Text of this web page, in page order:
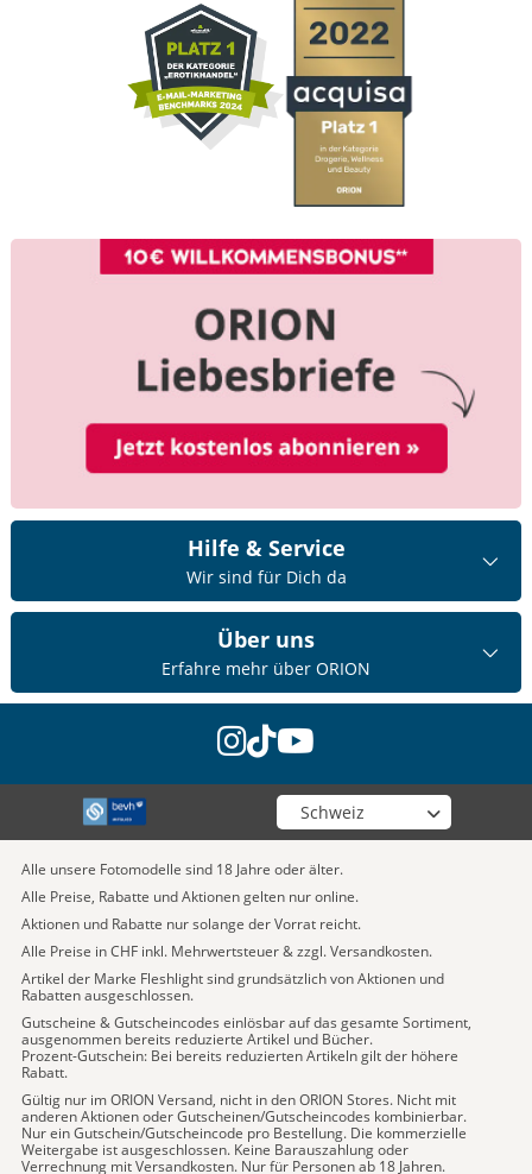
Hilfe & Service
Wir sind für Dich da
Über uns
Erfahre mehr über ORION
instagram
tiktok
youtube
Wähle deinen Shop
Alle unsere Fotomodelle sind 18 Jahre oder älter.
Alle Preise, Rabatte und Aktionen gelten nur online.
Aktionen und Rabatte nur solange der Vorrat reicht.
Alle Preise in CHF inkl. Mehrwertsteuer & zzgl. Versandkosten.
Artikel der Marke Fleshlight sind grundsätzlich von Aktionen und
Rabatten ausgeschlossen.
Gutscheine & Gutscheincodes einlösbar auf das gesamte Sortiment,
ausgenommen bereits reduzierte Artikel und Bücher.
Prozent-Gutschein: Bei bereits reduzierten Artikeln gilt der höhere
Rabatt.
Gültig nur im ORION Versand, nicht in den ORION Stores. Nicht mit
anderen Aktionen oder Gutscheinen/Gutscheincodes kombinierbar.
Nur ein Gutschein/Gutscheincode pro Bestellung. Die kommerzielle
Weitergabe ist ausgeschlossen. Keine Barauszahlung oder
Verrechnung mit Versandkosten. Nur für Personen ab 18 Jahren.